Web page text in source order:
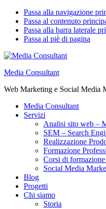
Passa alla navigazione
Passa al contenuto
Passa alla barra laterale
Passa al piè di pagina
Media Consultant
Web Marketing e Social Media
Media Consultant
Servizi
Analisi sito web –
SEM – Search
Realizzazione
Formazione
Corsi di
Social Media
Blog
Progetti
Chi siamo
Storia